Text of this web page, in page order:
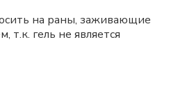
на раны, заживающие
гель не является